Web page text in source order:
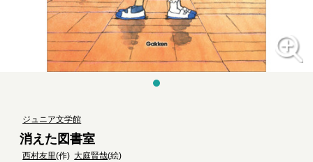
ジュニア文学館
消えた図書室
西村友里(作)大庭賢哉(絵)